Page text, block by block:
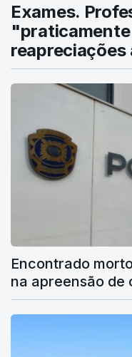
Exames.
Encontrado
na apreensão de